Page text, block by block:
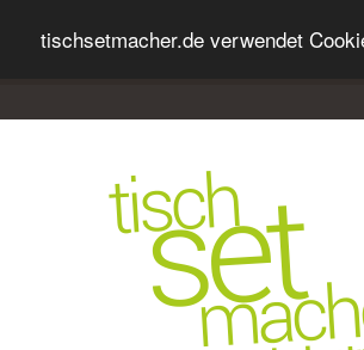
tischsetmacher.de verwendet